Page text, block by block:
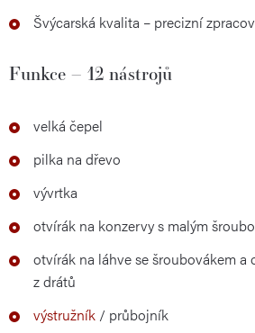
Švýcarská kvalita – precizní
Funkce – 12 nástrojů
velká čepel
pilka na dřevo
vývrtka
otvírák na konzervy s malým
otvírák na láhve se šroubovákem a
z drátů
výstružník / průbojník